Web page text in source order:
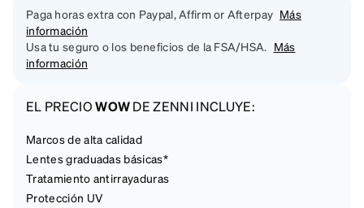
Paga horas extra con Paypal, Affirm or Afterpay Más
información
Usa tu seguro o los beneficios de la FSA/HSA. Más
información
EL PRECIOWOWDE ZENNI INCLUYE:
Marcos de alta calidad
Lentes graduadas básicas*
Tratamiento antirrayaduras
Protección UV